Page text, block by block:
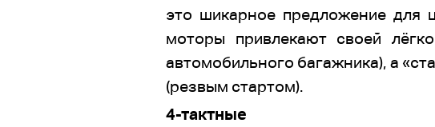
это шикарное предложение для
моторы привлекают своей
автомобильного багажника), а
(резвым стартом).
4-тактные